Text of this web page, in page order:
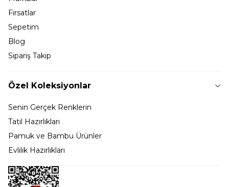
Fırsatlar
Sepetim
Blog
Sipariş Takip
Özel Koleksiyonlar
Senin Gerçek Renklerin
Tatil Hazırlıkları
Pamuk ve Bambu Ürünler
Evlilik Hazırlıkları